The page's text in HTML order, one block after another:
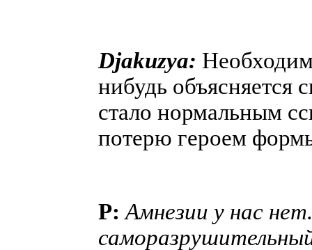
Djakuzya:
нибудь
стало нормальным
потерю героем
P:Амнезии у нас